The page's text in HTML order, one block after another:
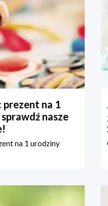
prezent na 1
nasze
na 1 urodziny